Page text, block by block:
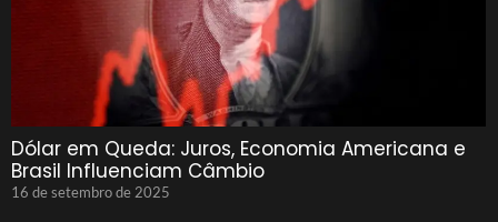
Dólar em Queda: Juros, Economia Americana e
Brasil Influenciam Câmbio
16 de setembro de 2025